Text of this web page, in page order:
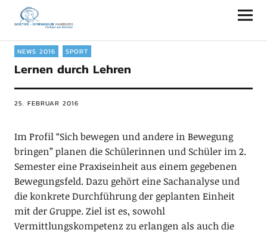
Goethe-Gymnasium Hamburg
NEWS 2016 SPORT
Lernen durch Lehren
25. FEBRUAR 2016
Im Profil “Sich bewegen und andere in Bewegung
bringen” planen die Schülerinnen und Schüler im 2.
Semester eine Praxiseinheit aus einem gegebenen
Bewegungsfeld. Dazu gehört eine Sachanalyse und
die konkrete Durchführung der geplanten Einheit
mit der Gruppe. Ziel ist es, sowohl
Vermittlungskompetenz zu erlangen als auch die